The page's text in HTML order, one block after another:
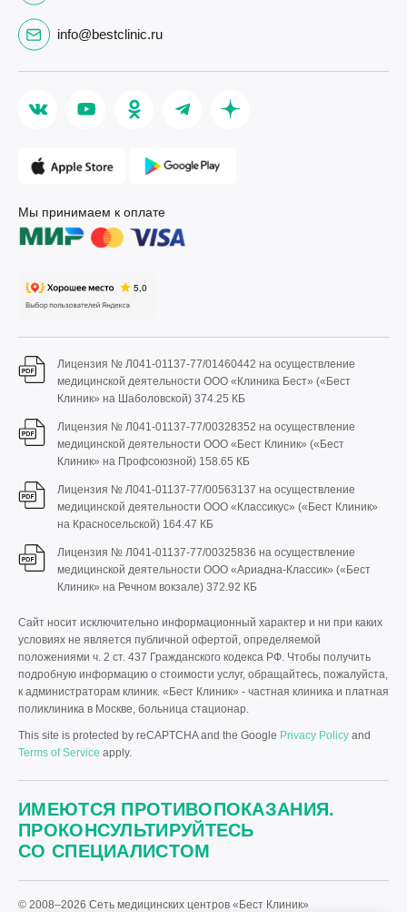
info@bestclinic.ru
Мы принимаем к оплате
Лицензия № Л041-01137-77/01460442 на осуществление
медицинской деятельности ООО «Клиника Бест» («Бест
Клиник» на Шаболовской) 374.25 КБ
Лицензия № Л041-01137-77/00328352 на осуществление
медицинской деятельности ООО «Бест Клиник» («Бест
Клиник» на Профсоюзной) 158.65 КБ
Лицензия № Л041-01137-77/00563137 на осуществление
медицинской деятельности ООО «Классикус» («Бест Клиник»
на Красносельской) 164.47 КБ
Лицензия № Л041-01137-77/00325836 на осуществление
медицинской деятельности ООО «Ариадна-Классик» («Бест
Клиник» на Речном вокзале) 372.92 КБ
Сайт носит исключительно информационный характер и ни при каких
условиях не является публичной офертой, определяемой
положениями ч. 2 ст. 437 Гражданского кодекса РФ. Чтобы получить
подробную информацию о стоимости услуг, обращайтесь, пожалуйста,
к администраторам клиник. «Бест Клиник» - частная клиника и платная
поликлиника в Москве, больница стационар.
This site is protected by reCAPTCHA and the Google Privacy Policy and
Terms of Service apply.
ИМЕЮТСЯ ПРОТИВОПОКАЗАНИЯ.
ПРОКОНСУЛЬТИРУЙТЕСЬ
СО СПЕЦИАЛИСТОМ
© 2008–2026 Сеть медицинских центров «Бест Клиник»